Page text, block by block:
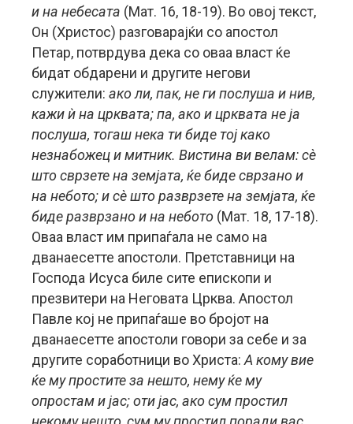
и на небесата (Мат. 16, 18-19). Во овој текст,
Он (Христос) разговарајќи со апостол
Петар, потврдува дека со оваа власт ќе
бидат обдарени и другите негови
служители: ако ли, пак, не ги послуша и нив,
кажи ѝ на црквата; па, ако и црквата не ја
послуша, тогаш нека ти биде тој како
незнабожец и митник. Вистина ви велам: сè
што сврзете на земјата, ќе биде сврзано и
на небото; и сè што разврзете на земјата, ќе
биде разврзано и на небото (Мат. 18, 17-18).
Оваа власт им припаѓала не само на
дванаесетте апостоли. Претставници на
Господа Исуса биле сите епископи и
презвитери на Неговата Црква. Апостол
Павле кој не припаѓаше во бројот на
дванаесетте апостоли говори за себе и за
другите соработници во Христа: А кому вие
ќе му простите за нешто, нему ќе му
опростам и јас; оти јас, ако сум простил